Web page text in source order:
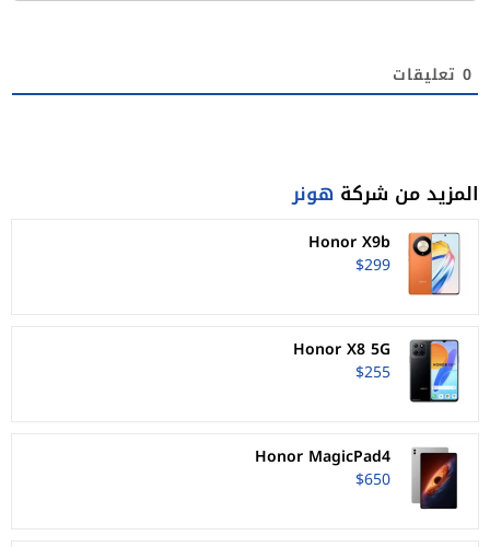
0 تعليقات
المزيد من شركة هونر
Honor X9b
$299
Honor X8 5G
$255
Honor MagicPad4
$650